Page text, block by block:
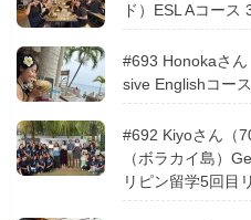
ド）ESL Aコー
#693 Honokaさ
sive Englishコー
#692 Kiyoさん（
（ボラカイ島）
リピン留学5回目